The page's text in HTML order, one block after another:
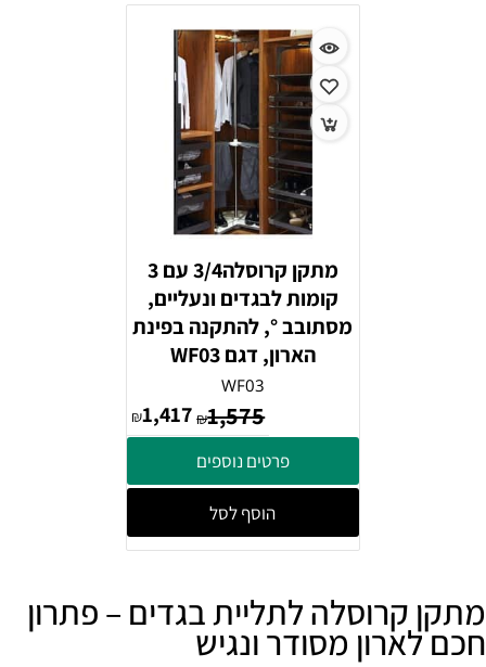
מתקן קרוסלה3/4 עם 3
קומות לבגדים ונעליים,
מסתובב °, להתקנה בפינת
הארון, דגם WF03
WF03
₪1,575
₪1,417
פרטים נוספים
הוסף לסל
מתקן קרוסלה לתליית בגדים – פתרון
חכם לארון מסודר ונגיש